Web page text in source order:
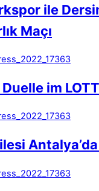
ile
Maçı
im
Antalya’da